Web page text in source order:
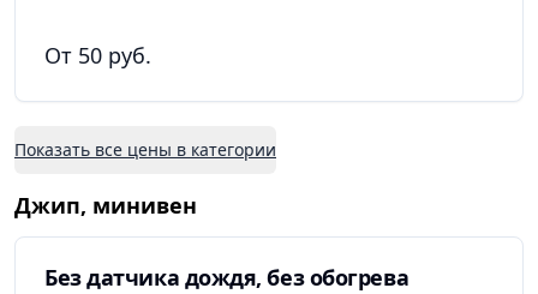
От 50 руб.
Показать все цены в категории
Джип, минивен
Без датчика дождя, без обогрева